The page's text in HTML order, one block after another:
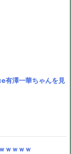
有澤一華ちゃんを見
ｗｗｗｗ